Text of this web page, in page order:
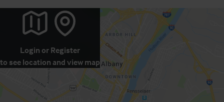
Login or Register
to see location and view map